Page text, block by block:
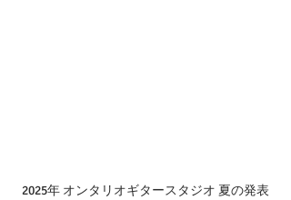
2025年 オンタリオギタースタジオ 夏の発表